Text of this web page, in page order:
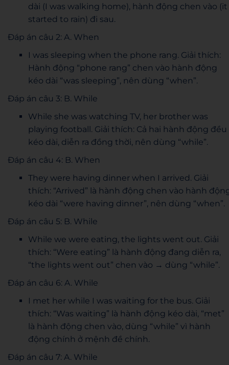
dài (I was walking home), hành động chen vào (it
started to rain) đi sau.
Đáp án câu 2: A. When
I was sleeping when the phone rang. Giải thích:
Hành động “phone rang” chen vào hành động
kéo dài “was sleeping”, nên dùng “when”.
Đáp án câu 3: B. While
While she was watching TV, her brother was
playing football. Giải thích: Cả hai hành động đều
kéo dài, diễn ra đồng thời, nên dùng “while”.
Đáp án câu 4: B. When
They were having dinner when I arrived. Giải
thích: “Arrived” là hành động chen vào hành
kéo dài “were having dinner”, nên dùng “when”.
Đáp án câu 5: B. While
While we were eating, the lights went out. Giải
thích: “Were eating” là hành động đang diễn ra,
“the lights went out” chen vào → dùng “while”.
Đáp án câu 6: A. While
I met her while I was waiting for the bus. Giải
thích: “Was waiting” là hành động kéo dài, “met”
là hành động chen vào, dùng “while” vì hành
động chính ở mệnh đề chính.
Đáp án câu 7: A. While